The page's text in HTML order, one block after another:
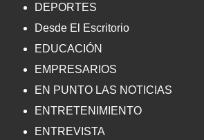
DEPORTES
Desde El Escritorio
EDUCACIÓN
EMPRESARIOS
EN PUNTO LAS NOTICIAS
ENTRETENIMIENTO
ENTREVISTA